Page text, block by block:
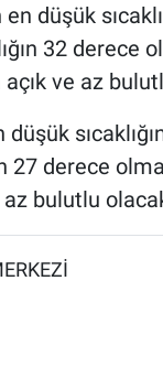
düşük
32 derece
ve az
düşük
27 derece
az bulutlu